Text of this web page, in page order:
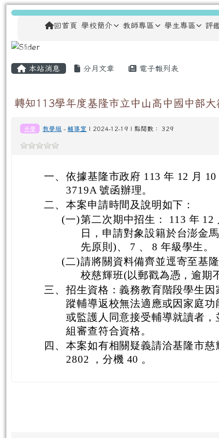
跳至主內容區
龍安國民小學
導覽列回首頁 學校簡介 教師專區 學生專區 評
主內容區域
本站消息 分月文章 電子報列表
轉知113學年度基隆市立中山高中國中部
升學 教學組 -輔導室 | 2024-12-19 | 點閱數： 329
一、 依據基隆市政府 113 年 12 月
3719A 號函辦理。
二、 本案申請時間及說明如下：
(一)第二次期中招生： 113 年 12
日，申請對象設籍於台澎金
先原則)、 7 、 8 年級學生。
(二)請將關資料備齊並逕寄至基
校慈輝班(以郵戳為憑，逾期
三、 招生資格：義務教育階段學生
蹤輔導返校無法適應或因家庭
或監護人同意接受輔導就讀者
組審查符合資格。
四、 本案如有相關疑義請洽基隆市
2802 ，分機 40 。
頁尾區域